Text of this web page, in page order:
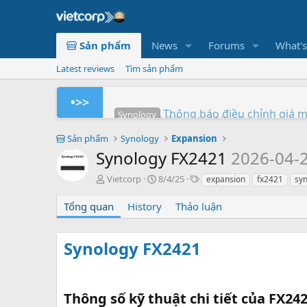
Sản phẩm News Forums
Latest reviews Tìm sản phẩm
•>>
Tuần Lễ 0 Đồng Lợi Nhuận
Mua hàng ngay - Quay số may
Synology Chứng nhận Synology
Synology Các sản phẩm Synology
Synology BeeStation tạo đám
Vietcorp Synology RS826+/
Vietcorp Xây dựng hệ thống NAS
Vietcorp So sánh SNV3410-400G
Synology Synology giành giải
Sản phẩm Synology Expansion
Synology FX2421 2026-04-
A
t
h
r
Vietcorp
C
e
a
o
t
8/4/25
T
g
s
expansion fx2421
Tổng quan History Thảo luận
Synology FX2421
Thông số kỹ thuật chi tiết của